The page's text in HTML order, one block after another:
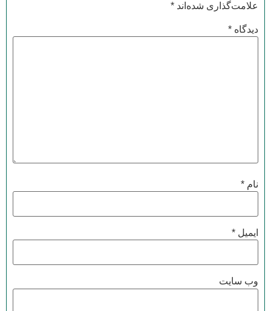
علامت‌گذاری شده‌اند *
دیدگاه *
نام *
ایمیل *
وب‌ سایت